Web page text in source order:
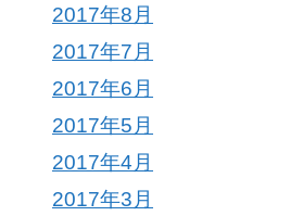
2017年8月
2017年7月
2017年6月
2017年5月
2017年4月
2017年3月